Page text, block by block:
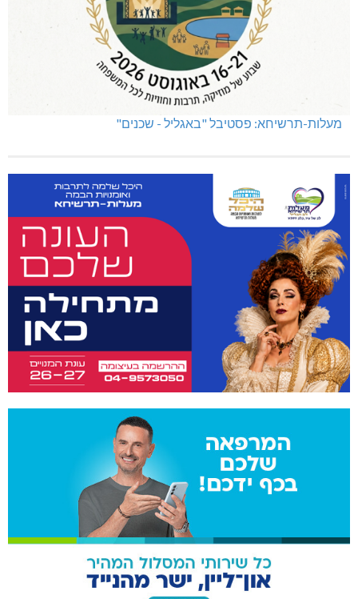
מעלות-תרשיחא: פסטיבל "באגליל - שכנים"